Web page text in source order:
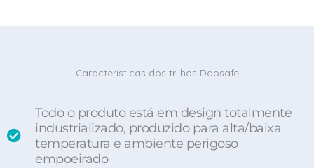
Características dos trilhos Daosafe
Todo o produto está em design totalmente
industrializado, produzido para alta/baixa
temperatura e ambiente perigoso
empoeirado